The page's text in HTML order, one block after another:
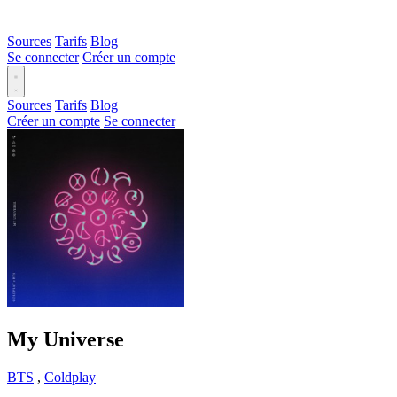
Sources Tarifs Blog
Se connecter Créer un compte
Sources Tarifs Blog
Créer un compte Se connecter
My Universe
BTS , Coldplay